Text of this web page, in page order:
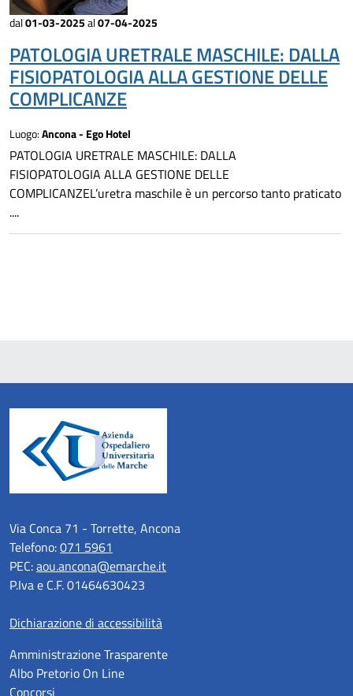
dal01-03-2025 al07-04-2025
PATOLOGIA URETRALE MASCHILE: DALLA
FISIOPATOLOGIA ALLA GESTIONE DELLE
COMPLICANZE
Luogo:Ancona - Ego Hotel
PATOLOGIA URETRALE MASCHILE: DALLA
FISIOPATOLOGIA ALLA GESTIONE DELLE
COMPLICANZEL’uretra maschile è un percorso tanto praticato
....
Via Conca 71 - Torrette, Ancona
Telefono:071 5961
PEC:aou.ancona@emarche.it
P.Iva e C.F. 01464630423
Dichiarazione di accessibilità
Amministrazione Trasparente
Albo Pretorio On Line
Concorsi